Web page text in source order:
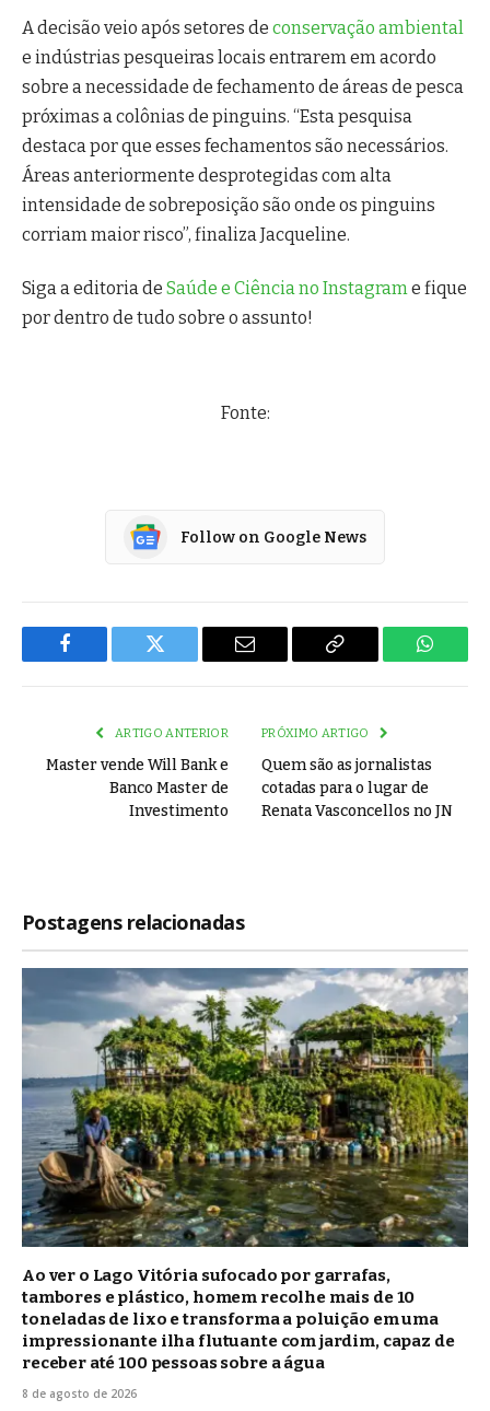
A decisão veio após setores de conservação ambiental
e indústrias pesqueiras locais entrarem em acordo
sobre a necessidade de fechamento de áreas de pesca
próximas a colônias de pinguins. “Esta pesquisa
destaca por que esses fechamentos são necessários.
Áreas anteriormente desprotegidas com alta
intensidade de sobreposição são onde os pinguins
corriam maior risco”, finaliza Jacqueline.
Siga a editoria de Saúde e Ciência no Instagrame fique
por dentro de tudo sobre o assunto!
Fonte:
Follow on Google News
Facebook Twitter Email
Copy
ARTIGO ANTERIOR
Master vende Will Bank e
Banco Master de
Investimento
PRÓXIMO ARTIGO
Quem são as jornalistas
cotadas para o lugar de
Renata Vasconcellos no JN
Postagens relacionadas
Ao ver o Lago Vitória sufocado por garrafas,
tambores e plástico, homem recolhe mais de 10
toneladas de lixo e transforma a poluição em uma
impressionante ilha flutuante com jardim, capaz de
receber até 100 pessoas sobre a água
8 de agosto de 2026